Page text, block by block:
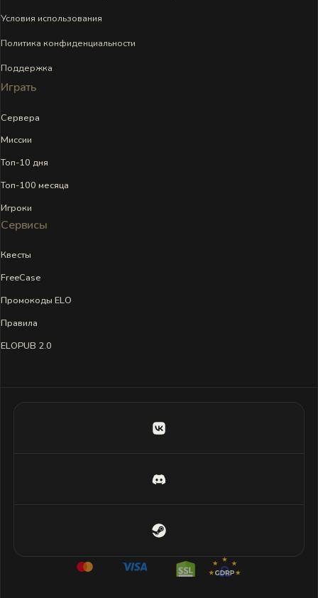
Условия использования
Политика конфиденциальности
Поддержка
Играть
Сервера
Миссии
Топ-10 дня
Топ-100 месяца
Игроки
Сервисы
Квесты
FreeCase
Промокоды ELO
Правила
ELOPUB 2.0